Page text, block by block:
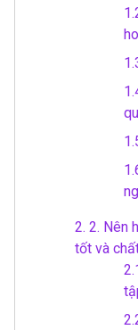
2. 2. Nên
tốt và